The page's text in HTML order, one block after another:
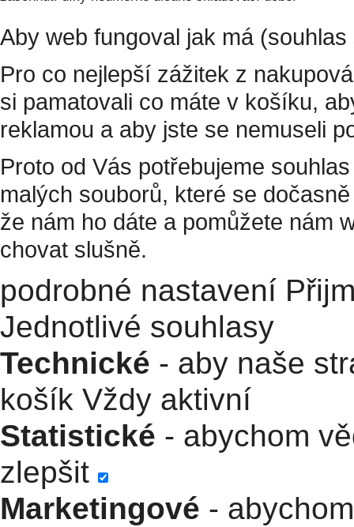
Aby web fungoval jak má
Pro co nejlepší zážitek z
si pamatovali co máte v košíku,
reklamou a aby jste se nemuseli
Proto od Vás potřebujeme
malých souborů, které se
že nám ho dáte a pomůžete nám
chovat slušně.
podrobné nastavení
Jednotlivé souhlasy
Technické - aby naše
košík Vždy aktivní
Statistické - abychom
zlepšit
Marketingové -